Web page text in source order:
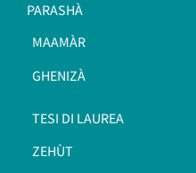
PARASHÀ
MAAMÀR
GHENIZÀ
TESI DI LAUREA
ZEHÙT